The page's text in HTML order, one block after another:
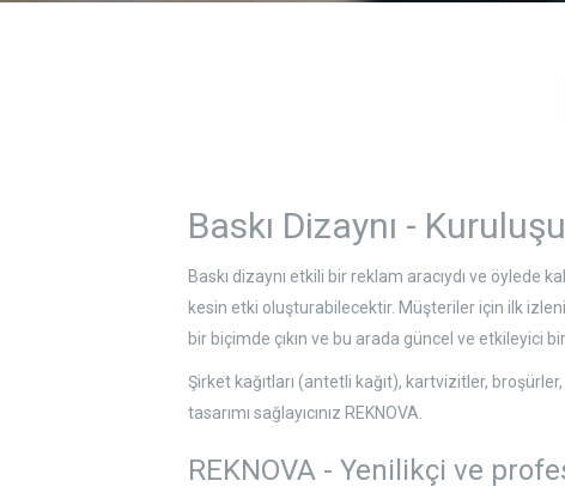
Baskı Dizaynı -
Baskı dizaynı etkili bir reklam aracıydı ve öylede
kesin etki oluşturabilecektir. Müşteriler için ilk
bir biçimde çıkın ve bu arada güncel ve etkileyici
Şirket kağıtları (antetli kağıt), kartvizitler,
tasarımı sağlayıcınız REKNOVA.
REKNOVA - Yenilikçi ve